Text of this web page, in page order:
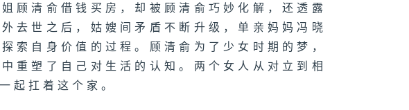
顾清俞借钱买房，却被顾清俞巧妙化解，还透露
去世之后，姑嫂间矛盾不断升级，单亲妈妈冯晓
索自身价值的过程。顾清俞为了少女时期的梦，
重塑了自己对生活的认知。两个女人从对立到相
起扛着这个家。